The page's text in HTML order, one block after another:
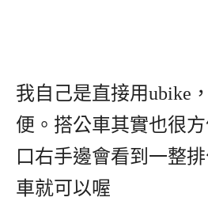
我自己是直接用ubike
便。搭公車其實也很
口右手邊會看到一整
車就可以喔